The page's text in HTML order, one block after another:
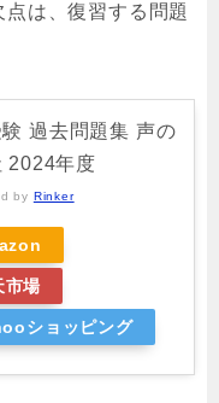
は、復習する問題
過去問題集 声の
2024年度
by Rinker
市場
ショッピング